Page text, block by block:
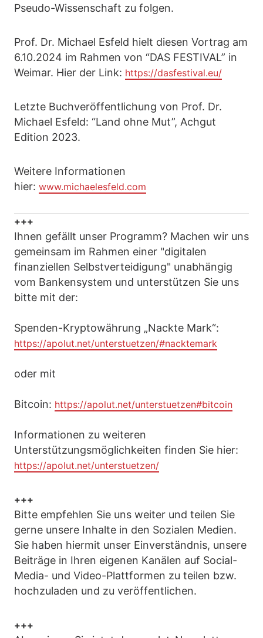
Pseudo-Wissenschaft zu folgen.
Prof. Dr. Michael Esfeld hielt diesen Vortrag am
6.10.2024 im Rahmen von “DAS FESTIVAL” in
Weimar. Hier der Link: https://dasfestival.eu/
Letzte Buchveröffentlichung von Prof. Dr.
Michael Esfeld: “Land ohne Mut”, Achgut
Edition 2023.
Weitere Informationen
hier: www.michaelesfeld.com
+++
Ihnen gefällt unser Programm? Machen wir uns
gemeinsam im Rahmen einer "digitalen
finanziellen Selbstverteidigung" unabhängig
vom Bankensystem und unterstützen Sie uns
bitte mit der:
Spenden-Kryptowährung „Nackte Mark“:
https://apolut.net/unterstuetzen/#nacktemark
oder mit
Bitcoin: https://apolut.net/unterstuetzen#bitcoin
Informationen zu weiteren
Unterstützungsmöglichkeiten finden Sie hier:
https://apolut.net/unterstuetzen/
+++
Bitte empfehlen Sie uns weiter und teilen Sie
gerne unsere Inhalte in den Sozialen Medien.
Sie haben hiermit unser Einverständnis, unsere
Beiträge in Ihren eigenen Kanälen auf Social-
Media- und Video-Plattformen zu teilen bzw.
hochzuladen und zu veröffentlichen.
+++